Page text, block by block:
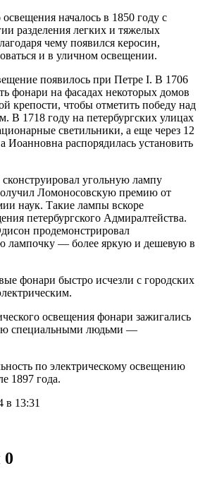
началось в 1850 году с
разделения легких и тяжелых
чему появился керосин,
и в уличном освещении.
появилось при Петре I. В 1706
фонари на фасадах некоторых домов
крепости, чтобы отметить победу над
В 1718 году на петербургских улицах
светильники, а еще через 12
Иоанновна распорядилась установить
угольную лампу
Ломоносовскую премию от
наук. Такие лампы вскоре
петербургского Адмиралтейства.
продемонстрировал
лампочку — более яркую и дешевую в
фонари быстро исчезли с городских
освещения фонари зажигались
специальными людьми —
по электрическому освещению
1897 года.
в 13:31
0